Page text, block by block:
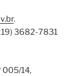
.
3682-7831
005/14,